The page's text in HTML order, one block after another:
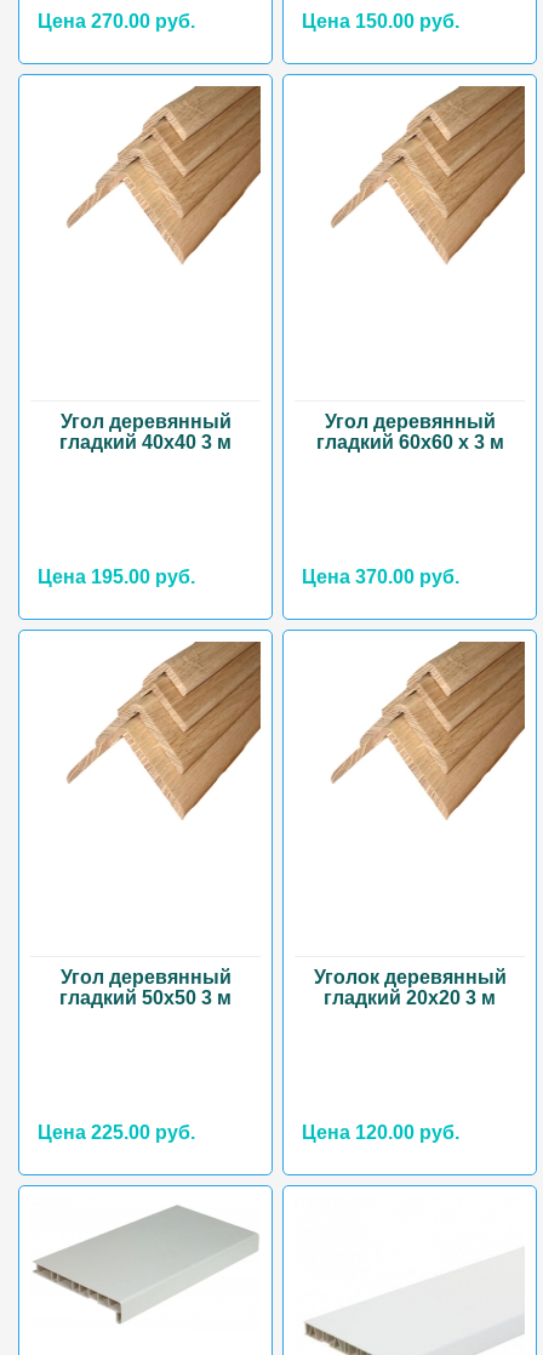
Цена 270.00 руб. Цена 150.00 руб.
Угол деревянный
гладкий 40х40 3 м
Цена 195.00 руб.
Угол деревянный
гладкий 60х60 х 3 м
Цена 370.00 руб.
Угол деревянный
гладкий 50х50 3 м
Цена 225.00 руб.
Уголок деревянный
гладкий 20х20 3 м
Цена 120.00 руб.